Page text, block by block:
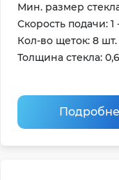
Мин. размер
Скорость подачи:
Кол-во щеток: 8 шт.
Толщина стекла: